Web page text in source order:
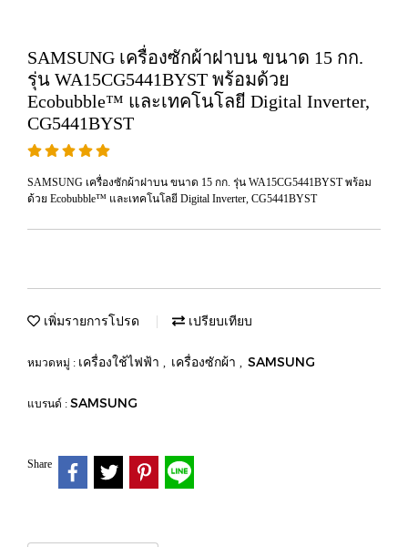
SAMSUNG เครื่องซักผ้าฝาบน ขนาด 15 กก.
รุ่น WA15CG5441BYST พร้อมด้วย
Ecobubble™ และเทคโนโลยี Digital Inverter,
CG5441BYST
SAMSUNG เครื่องซักผ้าฝาบน ขนาด 15 กก. รุ่น WA15CG5441BYST พร้อม
ด้วย Ecobubble™ และเทคโนโลยี Digital Inverter, CG5441BYST
เพิ่มรายการโปรด เปรียบเทียบ
หมวดหมู่ : เครื่องใช้ไฟฟ้า , เครื่องซักผ้า , SAMSUNG
แบรนด์ : SAMSUNG
Share